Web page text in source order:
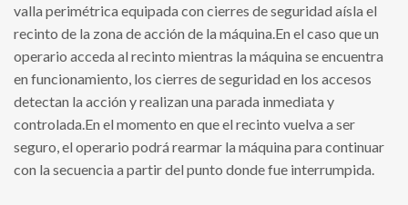
valla perimétrica equipada con cierres de seguridad aísla el
recinto de la zona de acción de la máquina.En el caso que un
operario acceda al recinto mientras la máquina se encuentra
en funcionamiento, los cierres de seguridad en los accesos
detectan la acción y realizan una parada inmediata y
controlada.En el momento en que el recinto vuelva a ser
seguro, el operario podrá rearmar la máquina para continuar
con la secuencia a partir del punto donde fue interrumpida.